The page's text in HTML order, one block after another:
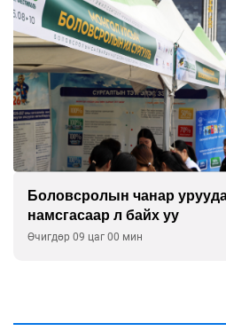
Боловсролын чанар
намсгасаар л байх уу
Өчигдөр 09 цаг 00 мин